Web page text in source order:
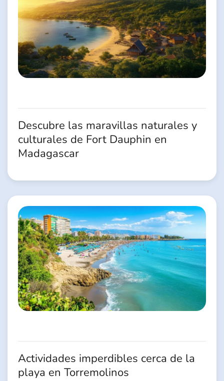
Descubre las maravillas naturales y
culturales de Fort Dauphin en
Madagascar
Actividades imperdibles cerca de la
playa en Torremolinos